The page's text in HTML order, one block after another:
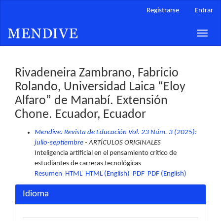
principal
Barra
Registrarse Entrar
Toggle
Rivadeneira Zambrano, Fabricio
Rolando, Universidad Laica “Eloy
Alfaro” de Manabí. Extensión
Chone. Ecuador, Ecuador
Mendive. Revista de Educación Vol. 23 Núm. 3 (2025):
julio-septiembre - ARTÍCULOS ORIGINALES
Inteligencia artificial en el pensamiento crítico de
estudiantes de carreras tecnológicas
Resumen HTML HTML (English) PDF PDF (English)
Idioma